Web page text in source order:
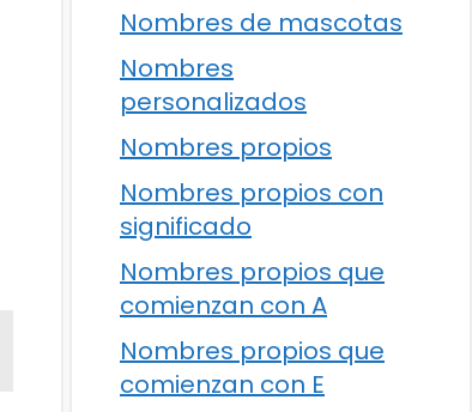
Nombres de mascotas
Nombres
personalizados
Nombres propios
Nombres propios con
significado
Nombres propios que
comienzan con A
Nombres propios que
comienzan con E